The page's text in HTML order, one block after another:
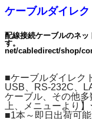
ケーブルダイレク
配線接続ケーブルのネ
す。
net/cabledirect/shop/
■ケーブルダイレク
USB、RS-232C、
ケーブル、その他
上、メニューより
■1本～即日出荷可